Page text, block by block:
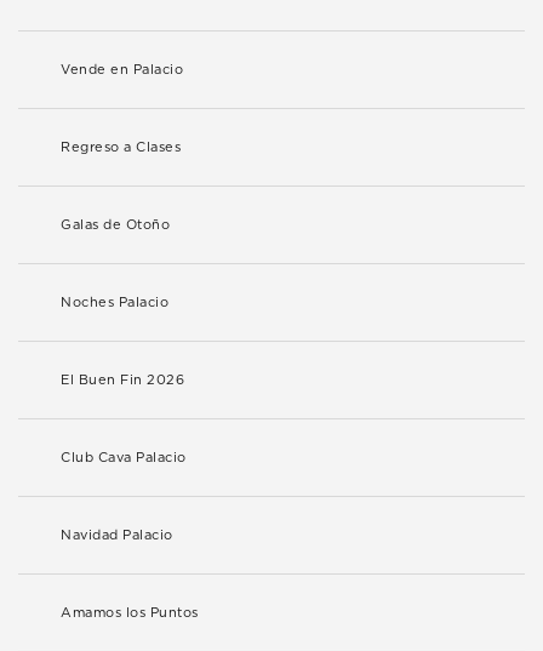
Vende en Palacio
Regreso a Clases
Galas de Otoño
Noches Palacio
El Buen Fin 2026
Club Cava Palacio
Navidad Palacio
Amamos los Puntos